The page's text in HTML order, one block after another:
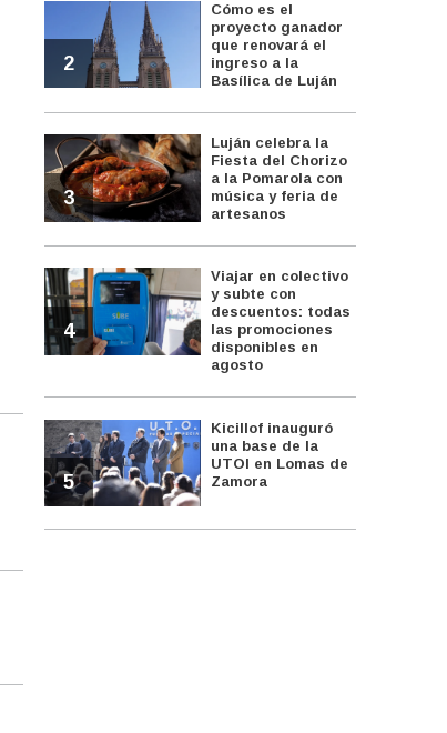
2
Cómo es el
proyecto ganador
que renovará el
ingreso a la
Basílica de Luján
3
Luján celebra la
Fiesta del Chorizo
a la Pomarola con
música y feria de
artesanos
4
Viajar en colectivo
y subte con
descuentos: todas
las promociones
disponibles en
agosto
5
Kicillof inauguró
una base de la
UTOI en Lomas de
Zamora